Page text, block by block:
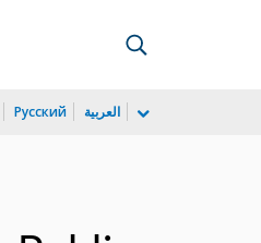
Русский العربية